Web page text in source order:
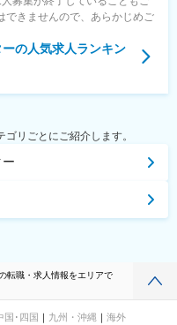
できませんので、あらかじめご
ーの人気求人ランキン
リごとにご紹介します。
転職・求人情報をエリアで
国･四国 九州・沖縄 海外